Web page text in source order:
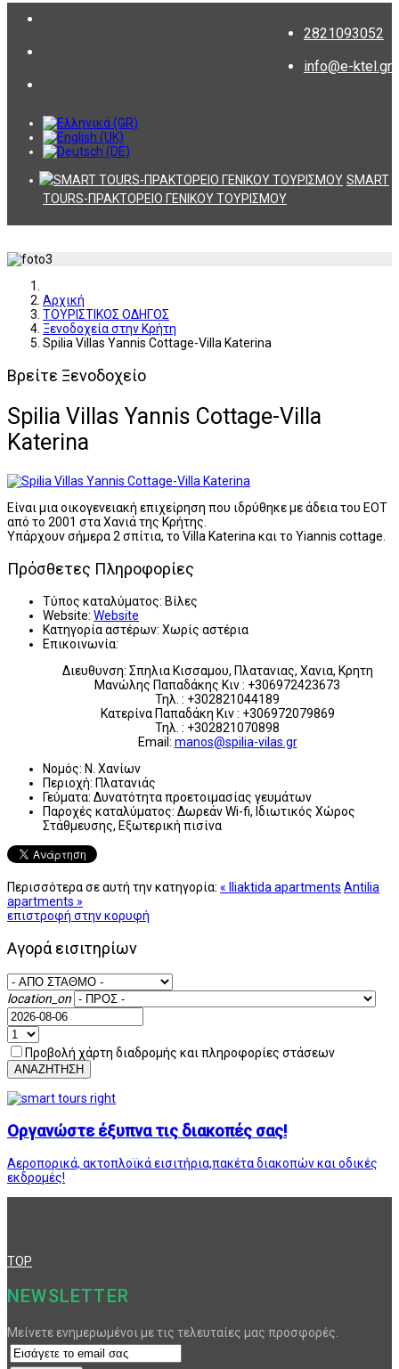
2821093052
info@e-ktel.gr
SMART
TOURS-ΠΡΑΚΤΟΡΕΙΟ ΓΕΝΙΚΟΥ ΤΟΥΡΙΣΜΟΥ
Αρχική
ΤΟΥΡΙΣΤΙΚΟΣ ΟΔΗΓΟΣ
Ξενοδοχεία στην Κρήτη
Spilia Villas Yannis Cottage-Villa Katerina
Βρείτε Ξενοδοχείο
Spilia Villas Yannis Cottage-Villa
Katerina
Είναι μια οικογενειακή επιχείρηση που ιδρύθηκε με άδεια του ΕΟΤ
από το 2001 στα Χανιά της Κρήτης.
Υπάρχουν σήμερα 2 σπίτια, το Villa Katerina και το Yiannis cottage.
Πρόσθετες Πληροφορίες
Τύπος καταλύματος: Βίλες
Website: Website
Κατηγορία αστέρων: Χωρίς αστέρια
Επικοινωνία:
Διευθυνση: Σπηλια Κισσαμου, Πλατανιας, Χανια, Κρητη
Μανώλης Παπαδάκης Κιν : +306972423673
Τηλ. : +302821044189
Κατερίνα Παπαδάκη Κιν : +306972079869
Τηλ. : +302821070898
Email: manos@spilia-vilas.gr
Νομός: Ν. Χανίων
Περιοχή: Πλατανιάς
Γεύματα: Δυνατότητα προετοιμασίας γευμάτων
Παροχές καταλύματος: Δωρεάν Wi-fi, Ιδιωτικός Χώρος
Στάθμευσης, Εξωτερική πισίνα
Περισσότερα σε αυτή την κατηγορία: « Iliaktida apartments Antilia
apartments »
επιστροφή στην κορυφή
Αγορά εισιτηρίων
location_on
Προβολή χάρτη διαδρομής και πληροφορίες στάσεων
ΑΝΑΖΗΤΗΣΗ
Οργανώστε έξυπνα τις διακοπές σας!
Αεροπορικά, ακτοπλοϊκά εισιτήρια,πακέτα διακοπών και οδικές
εκδρομές!
TOP
NEWSLETTER
Μείνετε ενημερωμένοι με τις τελευταίες μας προσφορές.